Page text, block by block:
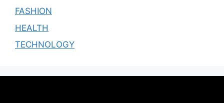
FASHION
HEALTH
TECHNOLOGY